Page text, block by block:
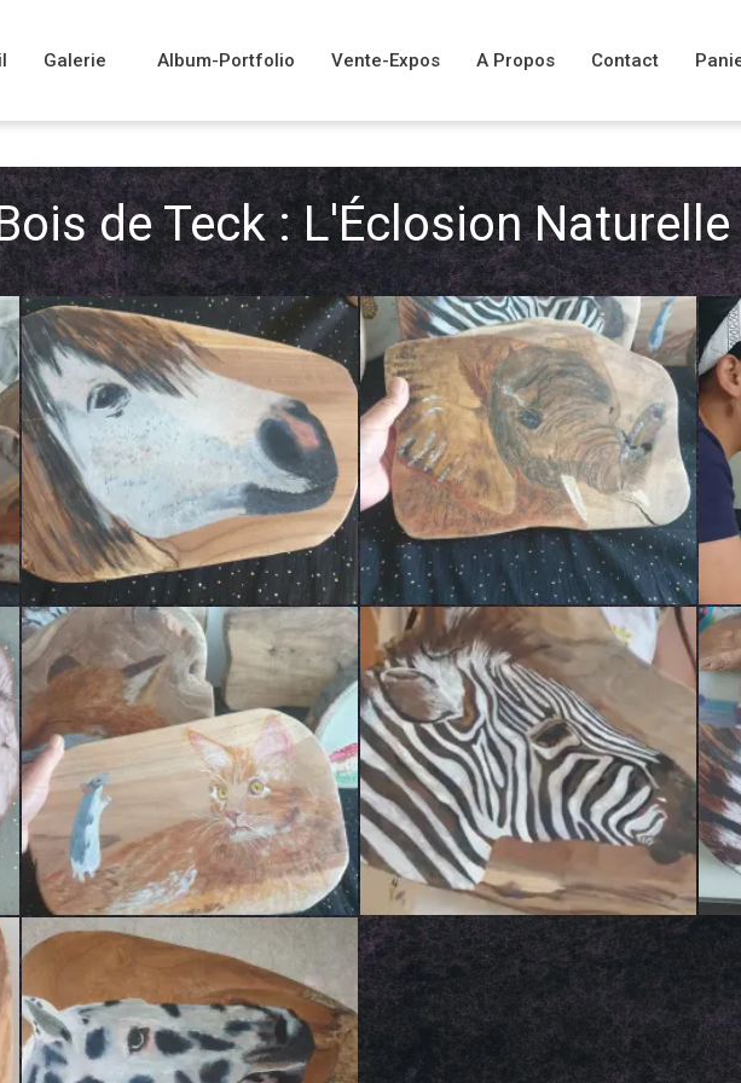
Galerie Album-Portfolio Vente-Expos A Propos Contact
de Teck : L'Éclosion Naturelle